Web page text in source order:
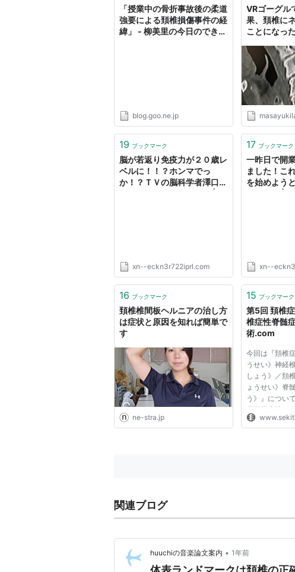
「授業中の骨折事故後の柔道
強要による頚椎損傷事件の経
緯」 - 柳美里の今日のできご
blog.goo.ne.jp
VRゴーグル
果、頚椎に
ことになっ
19 ブックマーク
脳が若返り免疫力が２０歳レ
ベルに！！？ホンマでっ
か！？ＴＶの脳科学者澤口先
xn--eckn3r722iprl.com
17 ブックマーク
一昨日で開
ました！こ
を始めよう
xn--
16 ブックマーク
頚椎椎間板ヘルニアの治し方
は症状と原因を知れば簡単で
す
ne-stra.jp
15 ブックマーク
第5回 頚椎
椎症性脊髄
術.com
今回は『頚椎
うせい》神経
しょう》／頚
ょうせい》脊
う》』につい
戸労災病院 副
《すみまさと
関連ブログ
huuchiの音楽論文案内 • 1年前